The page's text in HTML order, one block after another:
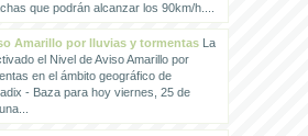
que podrán alcanzar los 90km/h....
Amarillo por lluvias y tormentasLa
el Nivel de Aviso Amarillo por
en el ámbito geográfico de
- Baza para hoy viernes, 25 de